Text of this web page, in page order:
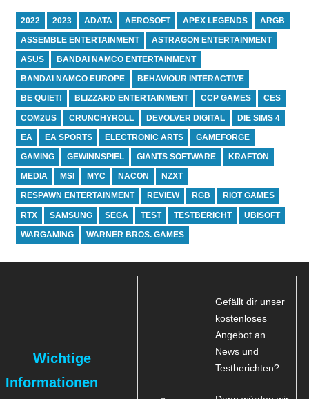
2022 2023 ADATA AEROSOFT APEX LEGENDS ARGB
ASSEMBLE ENTERTAINMENT ASTRAGON ENTERTAINMENT
ASUS BANDAI NAMCO ENTERTAINMENT
BANDAI NAMCO EUROPE BEHAVIOUR INTERACTIVE
BE QUIET! BLIZZARD ENTERTAINMENT CCP GAMES CES
COM2US CRUNCHYROLL DEVOLVER DIGITAL DIE SIMS 4
EA EA SPORTS ELECTRONIC ARTS GAMEFORGE
GAMING GEWINNSPIEL GIANTS SOFTWARE KRAFTON
MEDIA MSI MYC NACON NZXT
RESPAWN ENTERTAINMENT REVIEW RGB RIOT GAMES
RTX SAMSUNG SEGA TEST TESTBERICHT UBISOFT
WARGAMING WARNER BROS. GAMES
Wichtige
Informationen
Gefällt dir unser
kostenloses
Angebot an
News und
Testberichten?